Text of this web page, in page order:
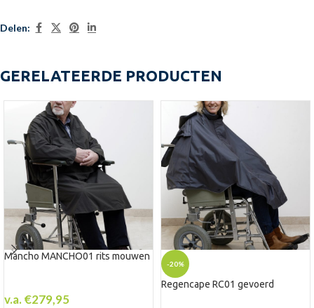
Delen:
GERELATEERDE PRODUCTEN
Mancho MANCHO01 rits mouwen
v.a.€279,95
-20%
Regencape RC01 gevoerd